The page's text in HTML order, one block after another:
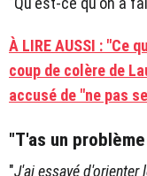
À LIRE AUSSI : "Ce
coup de colère de
accusé de "ne pas
"T'as un
"J'ai essayé d'orienter